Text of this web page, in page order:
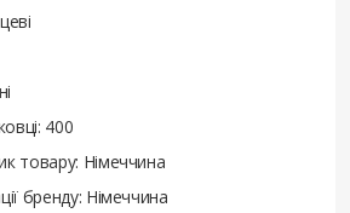
400
товару: Німеччина
бренду: Німеччина